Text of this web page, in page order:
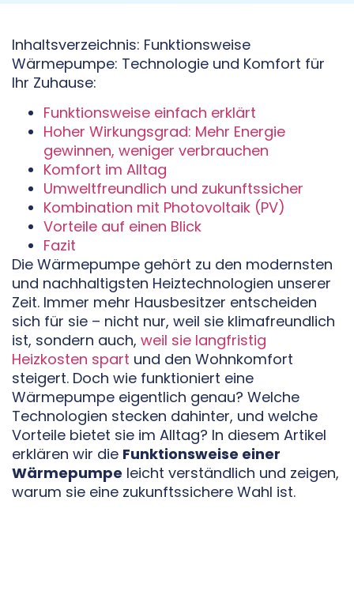
Inhaltsverzeichnis: Funktionsweise
Wärmepumpe: Technologie und Komfort für
Ihr Zuhause:
Funktionsweise einfach erklärt
Hoher Wirkungsgrad: Mehr Energie
gewinnen, weniger verbrauchen
Komfort im Alltag
Umweltfreundlich und zukunftssicher
Kombination mit Photovoltaik (PV)
Vorteile auf einen Blick
Fazit
Die Wärmepumpe gehört zu den modernsten
und nachhaltigsten Heiztechnologien unserer
Zeit. Immer mehr Hausbesitzer entscheiden
sich für sie – nicht nur, weil sie klimafreundlich
ist, sondern auch, weil sie langfristig
Heizkosten spart und den Wohnkomfort
steigert. Doch wie funktioniert eine
Wärmepumpe eigentlich genau? Welche
Technologien stecken dahinter, und welche
Vorteile bietet sie im Alltag? In diesem Artikel
erklären wir die Funktionsweise einer
Wärmepumpe leicht verständlich und zeigen,
warum sie eine zukunftssichere Wahl ist.